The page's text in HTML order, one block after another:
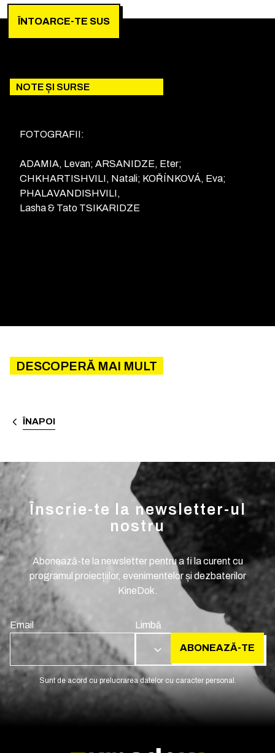
ÎNTOARCE-TE SUS
NOTE ȘI SURSE
FOTOGRAFII:
ADAMIA, Levan; ARSANIDZE, Eter;
CHKHARTISHVILI, Natali; KOŘÍNKOVÁ, Eva;
PHALAVANDISHVILI,
Lasha & Tato TSIKARIDZE
DESCOPERĂ MAI MULT
ÎNAPOI
Înscrie-te la newsletter-ul
nostru
Abonează-te la newsletter pentru a fi la curent cu
programul proiecțiilor, evenimentelor și dezbaterilor
KineDok.
Email Limbă
RO ABONEAZĂ-TE
Sunt de acord cu prelucrarea datelor cu caracter personal.